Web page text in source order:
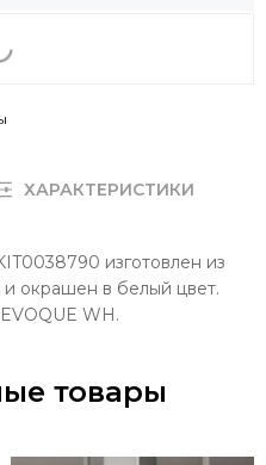
ХАРАКТЕРИСТИКИ
изготовлен из
окрашен в белый цвет.
WH.
товары